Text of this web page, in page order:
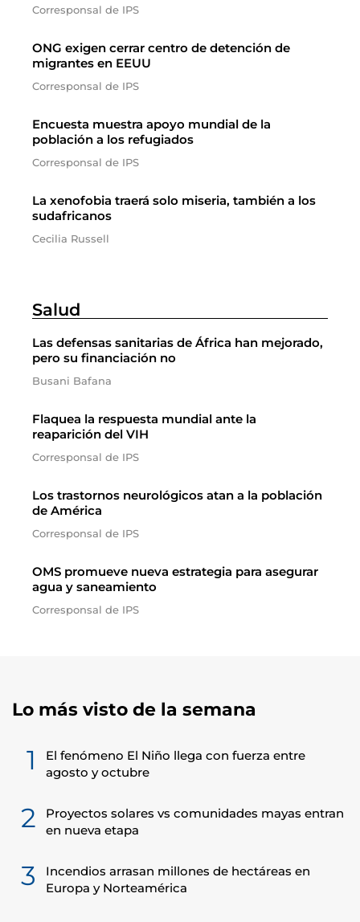
Corresponsal de IPS
ONG exigen cerrar centro de detención de
migrantes en EEUU
Corresponsal de IPS
Encuesta muestra apoyo mundial de la
población a los refugiados
Corresponsal de IPS
La xenofobia traerá solo miseria, también a los
sudafricanos
Cecilia Russell
Salud
Las defensas sanitarias de África han mejorado,
pero su financiación no
Busani Bafana
Flaquea la respuesta mundial ante la
reaparición del VIH
Corresponsal de IPS
Los trastornos neurológicos atan a la población
de América
Corresponsal de IPS
OMS promueve nueva estrategia para asegurar
agua y saneamiento
Corresponsal de IPS
Lo más visto de la semana
1
El fenómeno El Niño llega con fuerza entre
agosto y octubre
2
Proyectos solares vs comunidades mayas entran
en nueva etapa
3
Incendios arrasan millones de hectáreas en
Europa y Norteamérica